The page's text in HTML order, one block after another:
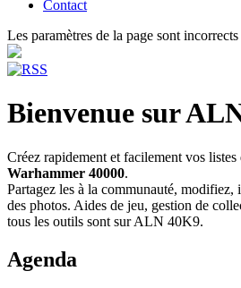
Contact
Les paramètres de la page sont incorrects
Bienvenue sur
Créez rapidement et facilement vos listes
Warhammer 40000.
Partagez les à la communauté,
des photos. Aides de jeu, gestion de
tous les outils sont sur ALN 40K9.
Agenda